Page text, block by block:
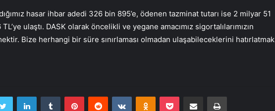
hasar ihbar adedi 326 bin 895’e, ödenen tazminat tutarı ise 2 milyar 51
ulaştı. DASK olarak öncelikli ve yegane amacımız sigortalılarımızın
Bize herhangi bir süre sınırlaması olmadan ulaşabileceklerini hatırlatmak
Twitter LinkedInTumblr PinterestReddit VKontakteOdnoklassniki
Pocket E-Posta ile paylaş Yazdır